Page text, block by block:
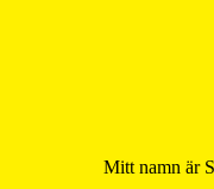
Mitt namn är